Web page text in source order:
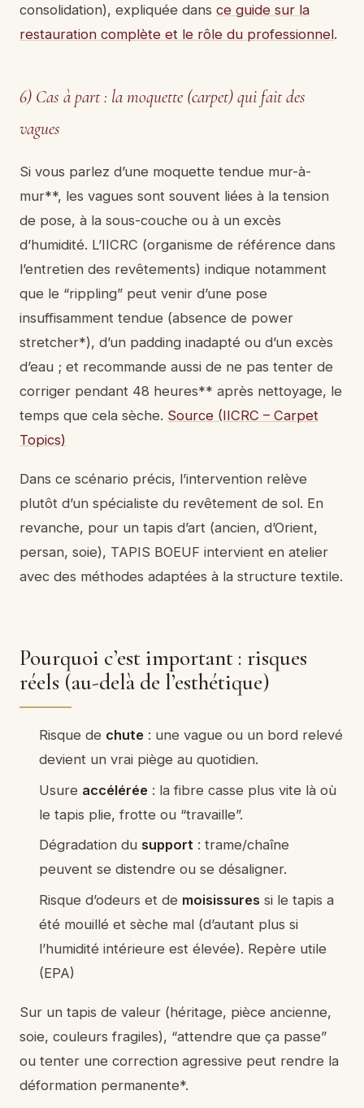
consolidation), expliquée dans ce guide sur la
restauration complète et le rôle du professionnel.
6) Cas à part : la moquette (carpet) qui fait des
vagues
Si vous parlez d’une moquette tendue mur-à-
mur**, les vagues sont souvent liées à la tension
de pose, à la sous-couche ou à un excès
d’humidité. L’IICRC (organisme de référence dans
l’entretien des revêtements) indique notamment
que le “rippling” peut venir d’une pose
insuffisamment tendue (absence de power
stretcher*), d’un padding inadapté ou d’un excès
d’eau ; et recommande aussi de ne pas tenter de
corriger pendant 48 heures** après nettoyage, le
temps que cela sèche. Source (IICRC – Carpet
Topics)
Dans ce scénario précis, l’intervention relève
plutôt d’un spécialiste du revêtement de sol. En
revanche, pour un tapis d’art (ancien, d’Orient,
persan, soie), TAPIS BOEUF intervient en atelier
avec des méthodes adaptées à la structure textile.
Pourquoi c’est important : risques
réels (au-delà de l’esthétique)
Risque de chute: une vague ou un bord relevé
devient un vrai piège au quotidien.
Usure accélérée: la fibre casse plus vite là où
le tapis plie, frotte ou “travaille”.
Dégradation du support: trame/chaîne
peuvent se distendre ou se désaligner.
Risque d’odeurs et de moisissures si le tapis a
été mouillé et sèche mal (d’autant plus si
l’humidité intérieure est élevée). Repère utile
(EPA)
Sur un tapis de valeur (héritage, pièce ancienne,
soie, couleurs fragiles), “attendre que ça passe”
ou tenter une correction agressive peut rendre la
déformation permanente*.